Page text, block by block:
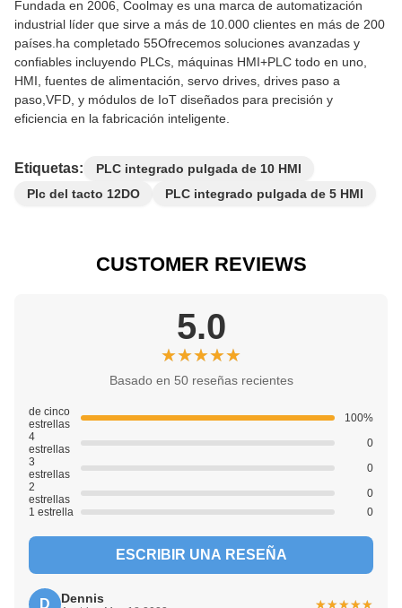
Fundada en 2006, Coolmay es una marca de automatización
industrial líder que sirve a más de 10.000 clientes en más de 200
países.ha completado 55Ofrecemos soluciones avanzadas y
confiables incluyendo PLCs, máquinas HMI+PLC todo en uno,
HMI, fuentes de alimentación, servo drives, drives paso a
paso,VFD, y módulos de IoT diseñados para precisión y
eficiencia en la fabricación inteligente.
Etiquetas:
PLC integrado pulgada de 10 HMI
Plc del tacto 12DO
PLC integrado pulgada de 5 HMI
CUSTOMER REVIEWS
5.0
★★★★★
★★★★★
Basado en 50 reseñas recientes
de cinco
estrellas
100%
4
estrellas
0
3
estrellas
0
2
estrellas
0
1 estrella
0
ESCRIBIR UNA RESEÑA
D Dennis ★★★★★
★★★★★